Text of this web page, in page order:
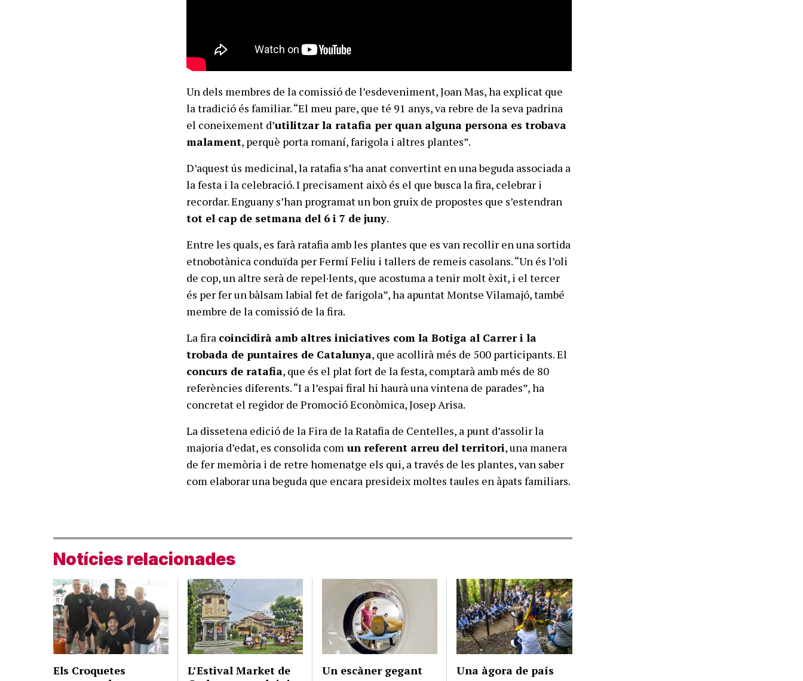
Un dels membres de la comissió de l’esdeveniment, Joan Mas, ha explicat que
la tradició és familiar. “El meu pare, que té 91 anys, va rebre de la seva padrina
el coneixement d’utilitzar la ratafia per quan alguna persona es trobava
malament, perquè porta romaní, farigola i altres plantes”.
D’aquest ús medicinal, la ratafia s’ha anat convertint en una beguda associada a
la festa i la celebració. I precisament això és el que busca la fira, celebrar i
recordar. Enguany s’han programat un bon gruix de propostes que s’estendran
tot el cap de setmana del 6 i 7 de juny.
Entre les quals, es farà ratafia amb les plantes que es van recollir en una sortida
etnobotànica conduïda per Fermí Feliu i tallers de remeis casolans. “Un és l’oli
de cop, un altre serà de repel·lents, que acostuma a tenir molt èxit, i el tercer
és per fer un bàlsam labial fet de farigola”, ha apuntat Montse Vilamajó, també
membre de la comissió de la fira.
La fira coincidirà amb altres iniciatives com la Botiga al Carrer i la
trobada de puntaires de Catalunya, que acollirà més de 500 participants. El
concurs de ratafia, que és el plat fort de la festa, comptarà amb més de 80
referències diferents. “I a l’espai firal hi haurà una vintena de parades”, ha
concretat el regidor de Promoció Econòmica, Josep Arisa.
La dissetena edició de la Fira de la Ratafia de Centelles, a punt d’assolir la
majoria d’edat, es consolida com un referent arreu del territori, una manera
de fer memòria i de retre homenatge els qui, a través de les plantes, van saber
com elaborar una beguda que encara presideix moltes taules en àpats familiars.
Notícies relacionades
Els Croquetes
L’Estival Market de
Un escàner gegant Una àgora de país